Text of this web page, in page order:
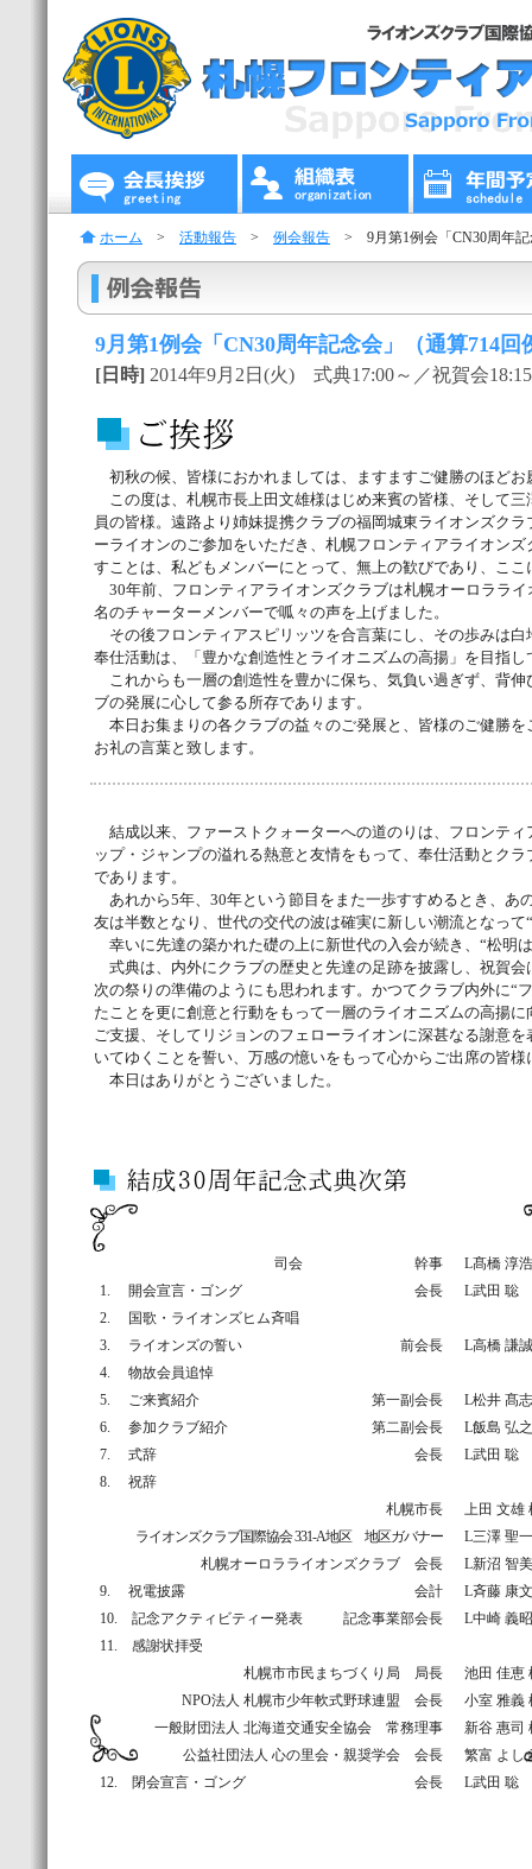
ホーム > 活動報告 > 例会報告 > 9月第1例会「CN30周年記
9月第1例会「CN30周年記念会」（通算714回
[日時] 2014年9月2日(火) 式典17:00～／祝賀
初秋の候、皆様におかれましては、ますますご健勝のほどお
この度は、札幌市長上田文雄様はじめ来賓の皆様、そして
員の皆様。遠路より姉妹提携クラブの福岡城東ライオンズク
ーライオンのご参加をいただき、札幌フロンティアライオン
すことは、私どもメンバーにとって、無上の歓びであり、こ
30年前、フロンティアライオンズクラブは札幌オーロララ
名のチャーターメンバーで呱々の声を上げました。
その後フロンティアスピリッツを合言葉にし、その歩みは
奉仕活動は、「豊かな創造性とライオニズムの高揚」を目指
これからも一層の創造性を豊かに保ち、気負い過ぎず、背
ブの発展に心して参る所存であります。
本日お集まりの各クラブの益々のご発展と、皆様のご健勝
お礼の言葉と致します。
結成以来、ファーストクォーターへの道のりは、フロンテ
ップ・ジャンプの溢れる熱意と友情をもって、奉仕活動とク
であります。
あれから5年、30年という節目をまた一歩すすめるとき、あ
友は半数となり、世代の交代の波は確実に新しい潮流となっ
幸いに先達の築かれた礎の上に新世代の入会が続き、“松明
式典は、内外にクラブの歴史と先達の足跡を披露し、祝賀
次の祭りの準備のようにも思われます。かつてクラブ内外に“
たことを更に創意と行動をもって一層のライオニズムの高揚
ご支援、そしてリジョンのフェローライオンに深甚なる謝意
いてゆくことを誓い、万感の憶いをもって心からご出席の皆
本日はありがとうございました。
司会 幹事
L髙橋 淳浩
1. 開会宣言・ゴング
会長
L武田 聡
2. 国歌・ライオンズヒム斉唱
3. ライオンズの誓い
前会長
L高橋 謙誠
4. 物故会員追悼
5. ご来賓紹介
第一副会長
L松井 髙志
6. 参加クラブ紹介
第二副会長
L飯島 弘之
7. 式辞
会長
L武田 聡
8. 祝辞
札幌市長
上田 文雄
ライオンズクラブ国際協会 331-A地区 地区ガバナー
L三澤 聖一
札幌オーロラライオンズクラブ 会長
L新沼 智美
9. 祝電披露
会計
L斉藤 康文
10. 記念アクティビティー発表
記念事業部会長
L中崎 義昭
11. 感謝状拝受
札幌市市民まちづくり局 局長
池田 佳恵
NPO法人 札幌市少年軟式野球連盟 会長
小室 雅義
一般財団法人 北海道交通安全協会 常務理事
新谷 惠司
公益社団法人 心の里会・親奨学会 会長
繁富 よし
12. 閉会宣言・ゴング
会長 L武田 聡